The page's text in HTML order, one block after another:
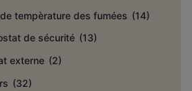
tempèrature des fumées (14)
de sécurité (13)
externe (2)
(32)